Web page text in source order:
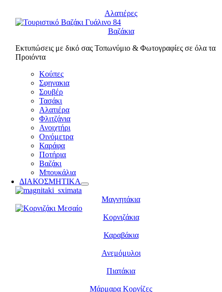
Αλατιέρες
Βαζάκια
Εκτυπώσεις με δικό σας Τοπωνύμιο & Φωτογραφίες σε όλα τα
Προιόντα
Κούπες
Σφηνακια
Σουβέρ
Τασάκι
Αλατιέρα
Φλιτζάνια
Ανοιχτήρι
Οινόμετρα
Καράφα
Ποτήρια
Βαζάκι
Μπουκάλια
ΔΙΑΚΟΣΜΗΤΙΚΑ
Μαγνητάκια
Κορνιζάκια
Καραβάκια
Ανεμόμυλοι
Πιατάκια
Μάρμαρα Κορνίζες